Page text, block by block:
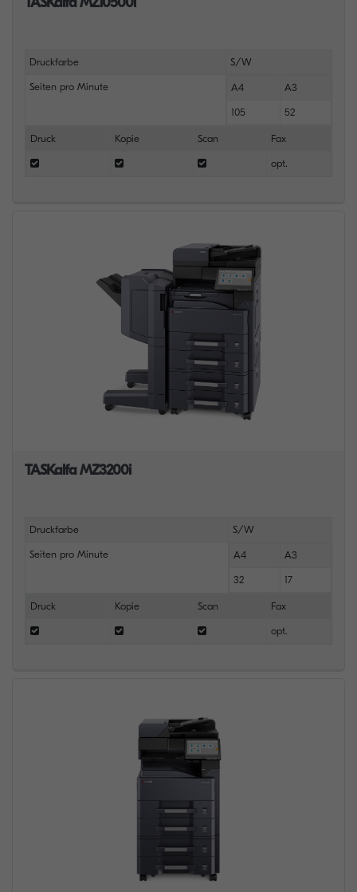
Druckfarbe S/W
Seiten pro Minute A4 A3
105 52
Druck Kopie Scan Fax
opt.
TASKalfa MZ3200i
Druckfarbe S/W
Seiten pro Minute A4 A3
32 17
Druck Kopie Scan Fax
opt.